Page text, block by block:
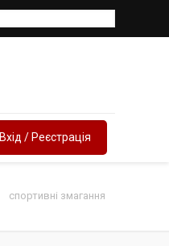
Вхід / Реєстрація
спортивні змагання